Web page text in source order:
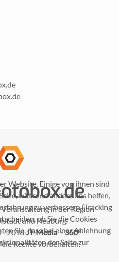
in der Region
und Neuburg.
- 2018JT-Media - 360°
Rechte vorbehalten.
Website. Einige von ihnen sind
während andere uns helfen,
zu verbessern (Tracking
ob Sie die Cookies
Sie, dass bei einer Ablehnung
der Seite zur